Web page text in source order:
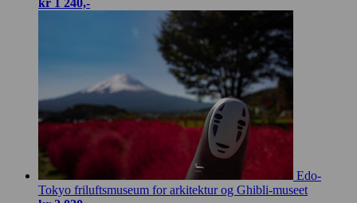
kr 1 240,-
Edo-
Tokyo friluftsmuseum for arkitektur og Ghibli-museet